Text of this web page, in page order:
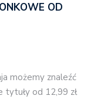
OD
możemy znaleźć
tytuły od 12,99 zł